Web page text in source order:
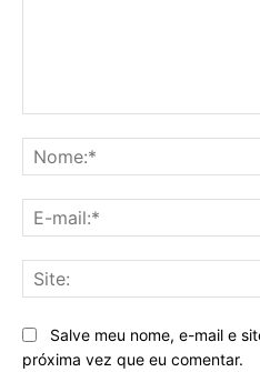
Salve meu nome, e-mail e
próxima vez que eu comentar.